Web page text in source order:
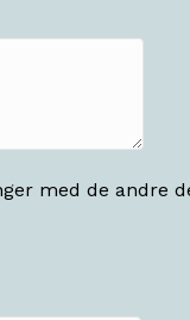
med de andre